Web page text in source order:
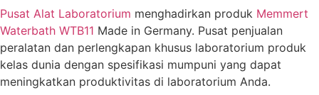
Pusat Alat Laboratorium menghadirkan produk Memmert
Waterbath WTB11 Made in Germany. Pusat penjualan
peralatan dan perlengkapan khusus laboratorium produk
kelas dunia dengan spesifikasi mumpuni yang dapat
meningkatkan produktivitas di laboratorium Anda.